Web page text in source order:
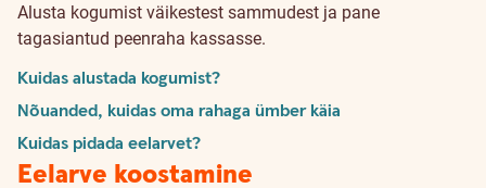
Alusta kogumist väikestest sammudest ja pane
tagasiantud peenraha kassasse.
Kuidas alustada kogumist?
Nõuanded, kuidas oma rahaga ümber käia
Kuidas pidada eelarvet?
Eelarve koostamine